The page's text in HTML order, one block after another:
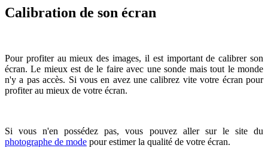
Calibration de son écran
Pour profiter au mieux des images, il est important de calibrer son
écran. Le mieux est de le faire avec une sonde mais tout le monde
n'y a pas accès. Si vous en avez une calibrez vite votre écran pour
profiter au mieux de votre écran.
Si vous n'en possédez pas, vous pouvez aller sur le site du
photographe de mode pour estimer la qualité de votre écran.